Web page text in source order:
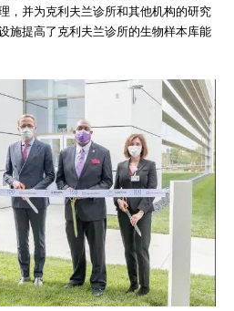
，并为克利夫兰诊所和其他机构的研究
施提高了克利夫兰诊所的生物样本库能